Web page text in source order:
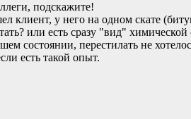
подскажите!
клиент, у него на одном скате
или есть сразу "вид"
состоянии, перестилать не
есть такой опыт.